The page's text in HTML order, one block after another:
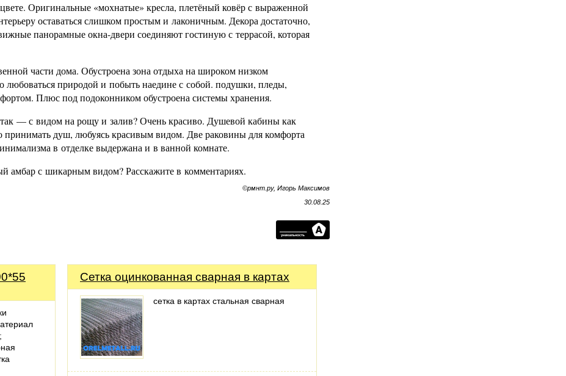
Оригинальные «мохнатые» кресла, плетёный ковёр с выраженной
оставаться слишком простым и лаконичным. Декора достаточно,
панорамные окна-двери соединяют гостиную с террасой, которая
части дома. Обустроена зона отдыха на широком низком
природой и побыть наедине с собой. подушки, пледы,
Плюс под подоконником обустроена системы хранения.
— с видом на рощу и залив? Очень красиво. Душевой кабины как
принимать душ, любуясь красивым видом. Две раковины для комфорта
в отделке выдержана и в ванной комнате.
амбар с шикарным видом? Расскажите в комментариях.
©рмнт.ру, Игорь Максимов
30.08.25
Сетка оцинкованная сварная в картах
сетка в картах стальная сварная